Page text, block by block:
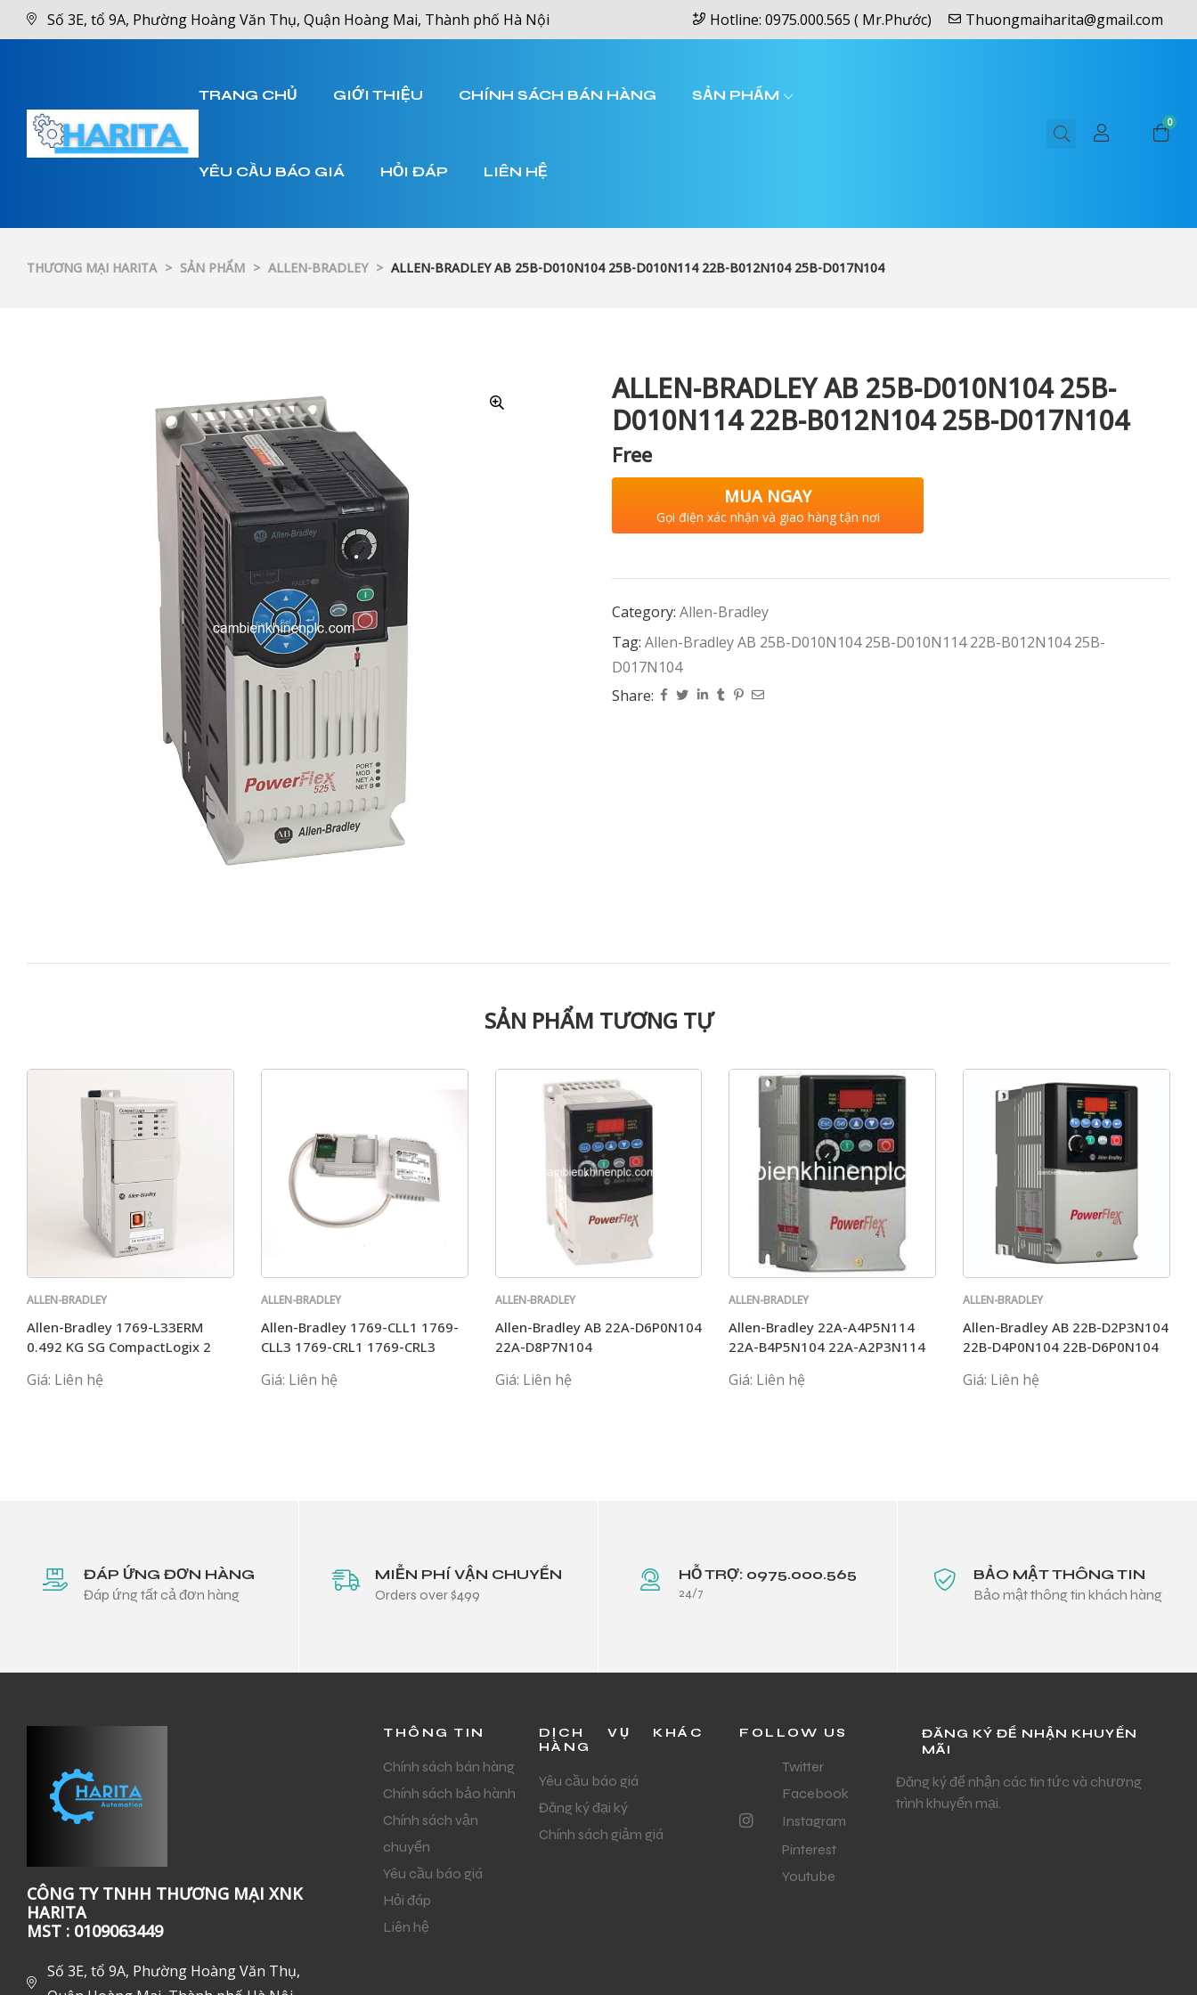
Số 3E, tổ 9A, Phường Hoàng Văn Thụ, Quận Hoàng Mai, Thành phố Hà Nội Hotline: 0975.000.565 ( Mr.Phước) Thuongmaiharita@gmail.com
TRANG CHỦ GIỚI THIỆU CHÍNH SÁCH BÁN HÀNG SẢN PHẨM
YÊU CẦU BÁO GIÁ HỎI ĐÁP LIÊN HỆ
0
THƯƠNG MẠI HARITA > SẢN PHẨM > ALLEN-BRADLEY > ALLEN-BRADLEY AB 25B-D010N104 25B-D010N114 22B-B012N104 25B-D017N104
ALLEN-BRADLEY AB 25B-D010N104 25B-
D010N114 22B-B012N104 25B-D017N104
Free
MUA NGAY
Gọi điện xác nhận và giao hàng tận nơi
Category: Allen-Bradley
Tag: Allen-Bradley AB 25B-D010N104 25B-D010N114 22B-B012N104 25B-
D017N104
Share:
SẢN PHẨM TƯƠNG TỰ
ALLEN-BRADLEY
Allen-Bradley 1769-L33ERM
0.492 KG SG CompactLogix 2
Giá: Liên hệ
ALLEN-BRADLEY
Allen-Bradley 1769-CLL1 1769-
CLL3 1769-CRL1 1769-CRL3
Giá: Liên hệ
ALLEN-BRADLEY
Allen-Bradley AB 22A-D6P0N104
22A-D8P7N104
Giá: Liên hệ
ALLEN-BRADLEY
Allen-Bradley 22A-A4P5N114
22A-B4P5N104 22A-A2P3N114
Giá: Liên hệ
ALLEN-BRADLEY
Allen-Bradley AB 22B-D2P3N104
22B-D4P0N104 22B-D6P0N104
Giá: Liên hệ
ĐÁP ỨNG ĐƠN HÀNG
Đáp ứng tất cả đơn hàng
MIỄN PHÍ VẬN CHUYỂN
Orders over $499
HỖ TRỢ: 0975.000.565
24/7
BẢO MẬT THÔNG TIN
Bảo mật thông tin khách hàng
CÔNG TY TNHH THƯƠNG MẠI XNK
HARITA
MST : 0109063449
Số 3E, tổ 9A, Phường Hoàng Văn Thụ,
THÔNG TIN
Chính sách bán hàng
Chính sách bảo hành
Chính sách vận
chuyển
Yêu cầu báo giá
Hỏi đáp
Liên hệ
DỊCH VỤ KHÁC
HÀNG
Yêu cầu báo giá
Đăng ký đại ký
Chính sách giảm giá
FOLLOW US
Twitter
Facebook
Instagram
Pinterest
Youtube
ĐĂNG KÝ ĐỂ NHẬN KHUYẾN
MÃI
Đăng ký để nhận các tin tức và chương
trình khuyến mại.